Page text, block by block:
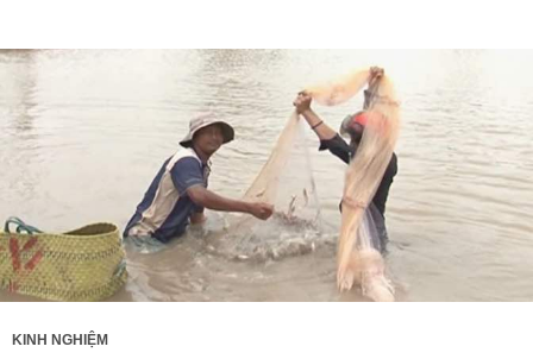
KINH NGHIỆM